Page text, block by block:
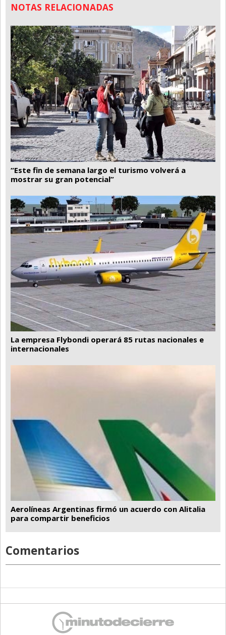
Tecnología
Tendencias
Viajes
NOTAS RELACIONADAS
“Este fin de semana largo el turismo volverá a
mostrar su gran potencial”
La empresa Flybondi operará 85 rutas nacionales e
internacionales
Aerolíneas Argentinas firmó un acuerdo con Alitalia
para compartir beneficios
Comentarios